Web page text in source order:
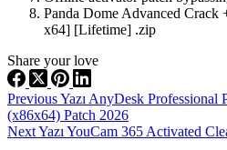
Panda Dome Advanced
x64] [Lifetime] .zip
Share your love
PreviousYazı AnyDesk Professional
(x86x64) Patch 2026
NextYazı YouCam 365 Activated